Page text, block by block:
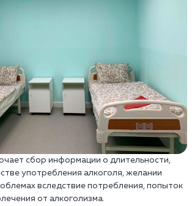
сбор информации о длительности,
употребления алкоголя, желании
вследствие потребления, попыток
от алкоголизма.